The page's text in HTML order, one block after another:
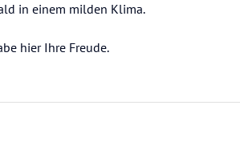
in einem milden Klima.
hier Ihre Freude.